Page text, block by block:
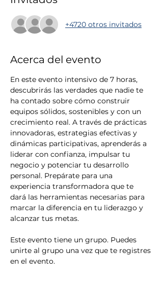
+4720 otros invitados
Acerca del evento
En este evento intensivo de 7 horas,
descubrirás las verdades que nadie te
ha contado sobre cómo construir
equipos sólidos, sostenibles y con un
crecimiento real. A través de prácticas
innovadoras, estrategias efectivas y
dinámicas participativas, aprenderás a
liderar con confianza, impulsar tu
negocio y potenciar tu desarrollo
personal. Prepárate para una
experiencia transformadora que te
dará las herramientas necesarias para
marcar la diferencia en tu liderazgo y
alcanzar tus metas.
Este evento tiene un grupo. Puedes
unirte al grupo una vez que te registres
en el evento.